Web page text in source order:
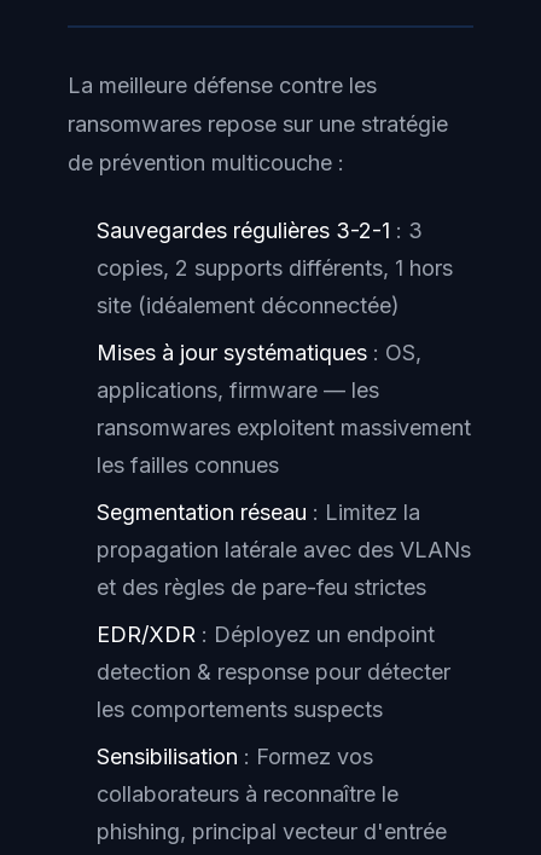
La meilleure défense contre les
ransomwares repose sur une stratégie
de prévention multicouche :
Sauvegardes régulières 3-2-1 : 3
copies, 2 supports différents, 1 hors
site (idéalement déconnectée)
Mises à jour systématiques : OS,
applications, firmware — les
ransomwares exploitent massivement
les failles connues
Segmentation réseau : Limitez la
propagation latérale avec des VLANs
et des règles de pare-feu strictes
EDR/XDR : Déployez un endpoint
detection & response pour détecter
les comportements suspects
Sensibilisation : Formez vos
collaborateurs à reconnaître le
phishing, principal vecteur d'entrée